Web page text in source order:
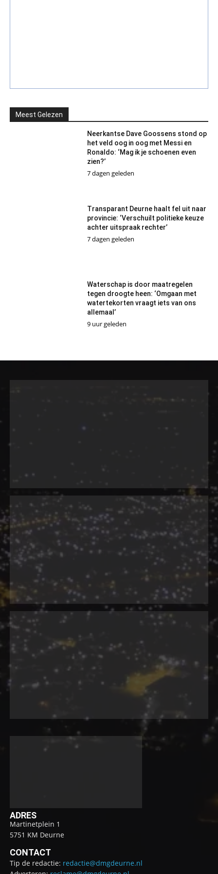
Meest Gelezen
Neerkantse Dave Goossens stond op
het veld oog in oog met Messi en
Ronaldo: ‘Mag ik je schoenen even
zien?’
7 dagen geleden
Transparant Deurne haalt fel uit naar
provincie: ‘Verschuilt politieke keuze
achter uitspraak rechter’
7 dagen geleden
Waterschap is door maatregelen
tegen droogte heen: ‘Omgaan met
watertekorten vraagt iets van ons
allemaal’
9 uur geleden
ADRES
Martinetplein 1
5751 KM Deurne
CONTACT
Tip de redactie: redactie@dmgdeurne.nl